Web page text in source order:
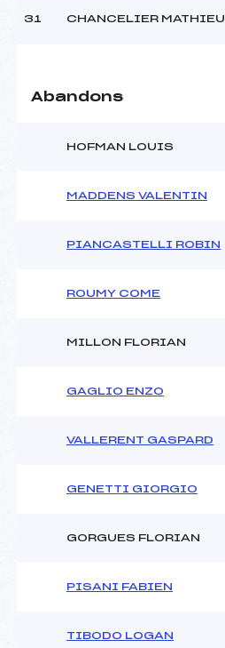
31 CHANCELIER MATHIEU
Abandons
HOFMAN LOUIS
MADDENS VALENTIN
PIANCASTELLI ROBIN
ROUMY COME
MILLON FLORIAN
GAGLIO ENZO
VALLERENT GASPARD
GENETTI GIORGIO
GORGUES FLORIAN
PISANI FABIEN
TIBODO LOGAN